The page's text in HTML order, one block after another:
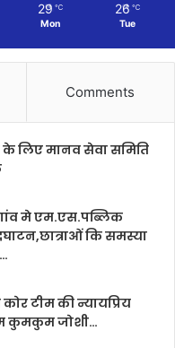
29 ℃
Mon
26 ℃
Tue
Comments
के लिए मानव सेवा समिति
मे एम.एस.पब्लिक
कि समस्या
टीम की न्यायप्रिय
कुमकुम जोशी…